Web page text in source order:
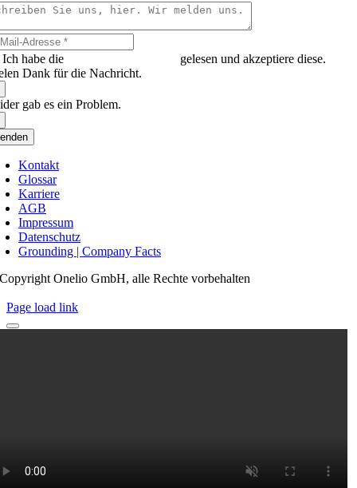
Ich habe die
gelesen und akzeptiere diese.
Dank für die Nachricht.
gab es ein Problem.
Kontakt
Glossar
Karriere
AGB
Impressum
Datenschutz
Grounding | Company Facts
Onelio GmbH, alle Rechte vorbehalten
Page load link